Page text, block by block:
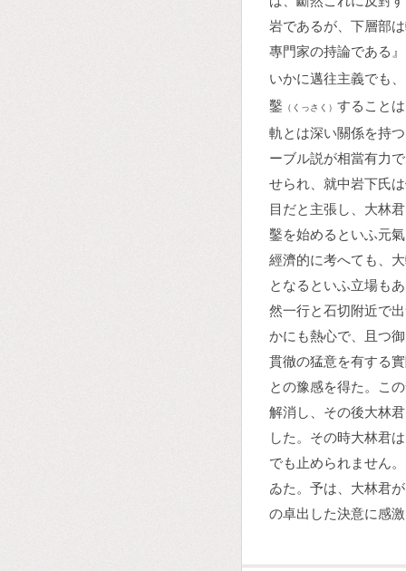
岩であるが、下層部
專門家の持論である
いかに邁往主義でも
鑿 （くっさく） すること
軌とは深い關係を持
ーブル説が相當有力
せられ、就中岩下氏
目だと主張し、大林
鑿を始めるといふ元
經濟的に考へても、
となるといふ立場も
然一行と石切附近で
かにも熱心で、且つ
貫徹の猛意を有する
との豫感を得た。こ
解消し、その後大林
した。その時大林君
でも止められません
ゐた。予は、大林君
の卓出した決意に感